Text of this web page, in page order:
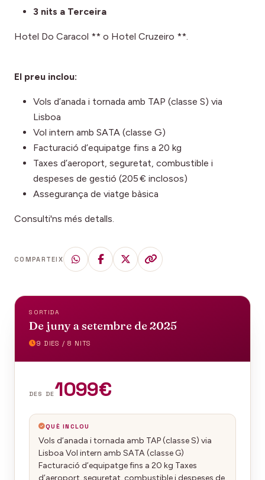
3 nits a Terceira
Hotel Do Caracol ** o Hotel Cruzeiro **.
El preu inclou:
Vols d’anada i tornada amb TAP (classe S) via
Lisboa
Vol intern amb SATA (classe G)
Facturació d’equipatge fins a 20 kg
Taxes d’aeroport, seguretat, combustible i
despeses de gestió (205 € inclosos)
Assegurança de viatge bàsica
Consulti'ns més detalls.
COMPARTEIX
SORTIDA
De juny a setembre de 2025
9 DIES / 8 NITS
DES DE1099€
QUÈ INCLOU
Vols d’anada i tornada amb TAP (classe S) via
Lisboa Vol intern amb SATA (classe G)
Facturació d’equipatge fins a 20 kg Taxes
d’aeroport, seguretat, combustible i despeses de